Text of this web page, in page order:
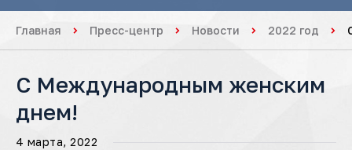
Главная Пресс-центр Новости 2022 год
С Международным женским
днем!
4 марта, 2022